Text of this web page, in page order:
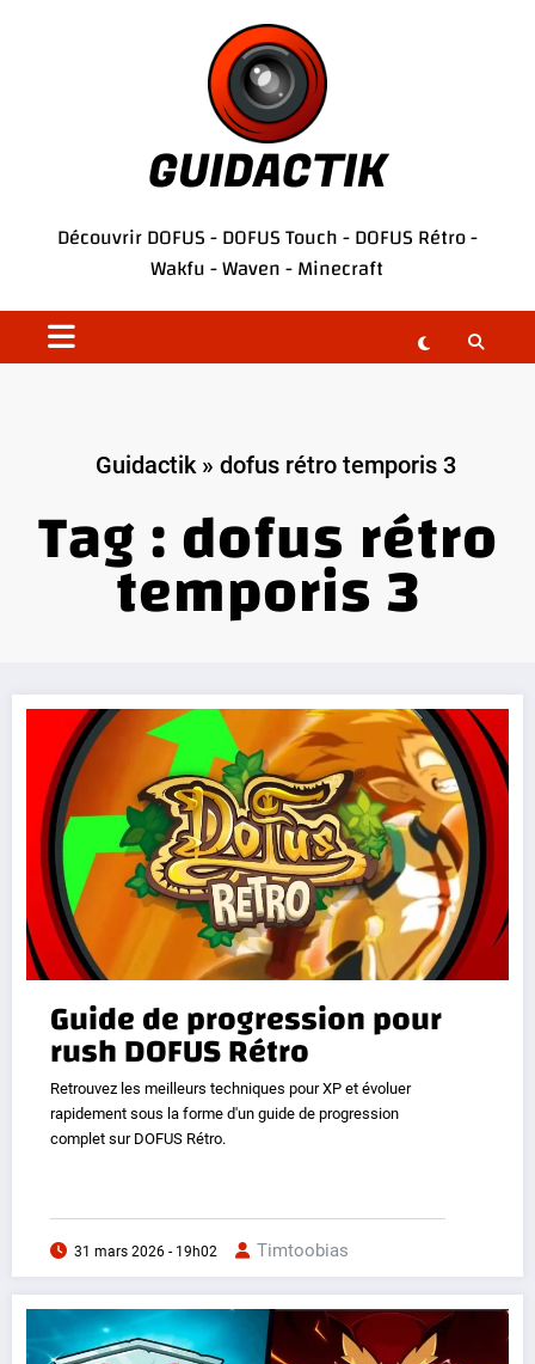
GUIDACTIK
DécouvrirDOFUS-DOFUS Touch-DOFUS Rétro-
Wakfu-Waven-Minecraft
Guidactik» dofus rétro temporis 3
Tag : dofus rétro
temporis 3
Guide de progression pour
rush DOFUS Rétro
Retrouvez les meilleurs techniques pour XP et évoluer
rapidement sous la forme d'un guide de progression
complet sur DOFUS Rétro.
31 mars 2026 - 19h02 Timtoobias